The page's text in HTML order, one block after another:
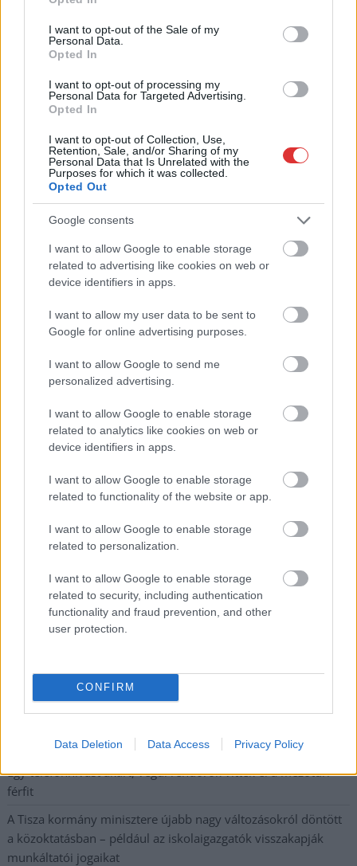
use your data for below specified purposes in below Google
consent section.
I want to opt-out of the Sale of my
Personal Data.
Opted In
I want to opt-out of processing my
Personal Data for Targeted Advertising.
Opted In
I want to opt-out of Collection, Use,
Retention, Sale, and/or Sharing of my
Personal Data that Is Unrelated with the
Purposes for which it was collected.
Opted Out
Google consents
I want to allow Google to enable storage
related to advertising like cookies on web or
device identifiers in apps.
I want to allow my user data to be sent to
Google for online advertising purposes.
I want to allow Google to send me
personalized advertising.
I want to allow Google to enable storage
related to analytics like cookies on web or
device identifiers in apps.
I want to allow Google to enable storage
related to functionality of the website or app.
I want to allow Google to enable storage
related to personalization.
I want to allow Google to enable storage
related to security, including authentication
functionality and fraud prevention, and other
user protection.
CONFIRM
Data Deletion Data Access Privacy Policy
Hírlevél feliratkozás
meg e-mail címét:
Megismertem és elfogadom a
Nem szeretne lemaradni semmiről? Csak egy kattintás, és hírlevelünk a
legfrissebb információkkal és exkluzív tartalmakkal hétről hétre
A SZOL24 legfrissebb 24 cikke
Problémák egész Jász-Nagykun-Szolnok megyében: egyre
több otthoni kútból fogy ki a víz
Már magasabb szinten is nyomoznak Szijjártó
büntetőügyében, vesztegetés miatt 3 év letöltendőt kaphat és
Szolnokon egy kulcsfontosságú körforgalmat részlegesen
lezárnak a napokban, a közlekedés az átlagost is meghaladó
Elromlott a biztosítóberendezés a ceglédi vasútvonalon,
kimaradás is előfordult
Ön szerint hogy készül a hamisítatlan szolnoki habos isler?
Országos ellenőrzés indult a hazai akkumulátoripari
üzemekben
Az idei év leglassabb növekedését hozta a június a
Györfi Mihály több tucat vállalkozással egyeztetett a
kerékpárgyár dolgozóinak megsegítéséről
rekord is megdőlt
Egy telefonhívást akart, végül rendőrök vitték el a mezőtúri
férfit
A Tisza kormány minisztere újabb nagy változásokról döntött
a közoktatásban – például az iskolaigazgatók visszakapják
munkáltatói jogaikat